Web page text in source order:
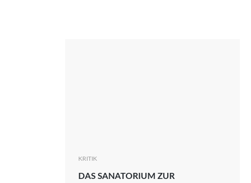
KRITIK
DAS SANATORIUM ZUR